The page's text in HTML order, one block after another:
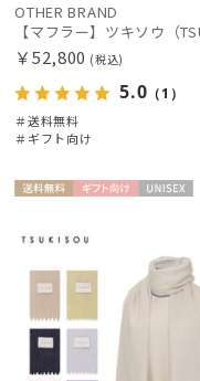
OTHER BRAND
￥52,800 (税込)
5.0 （1）
＃送料無料
＃ギフト向け